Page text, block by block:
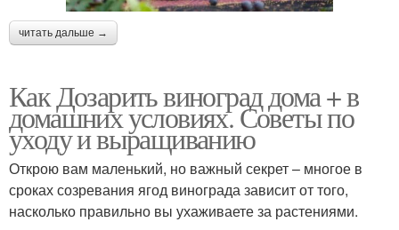
читать дальше →
Как Дозарить виноград дома + в
домашних условиях. Советы по
уходу и выращиванию
Открою вам маленький, но важный секрет – многое в
сроках созревания ягод винограда зависит от того,
насколько правильно вы ухаживаете за растениями.